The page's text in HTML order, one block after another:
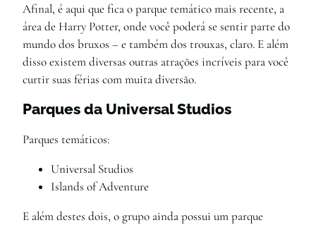
Afinal, é aqui que fica o parque temático mais recente, a
área de Harry Potter, onde você poderá se sentir parte do
mundo dos bruxos – e também dos trouxas, claro. E além
disso existem diversas outras atrações incríveis para você
curtir suas férias com muita diversão.
Parques da Universal Studios
Parques temáticos:
Universal Studios
Islands of Adventure
E além destes dois, o grupo ainda possui um parque